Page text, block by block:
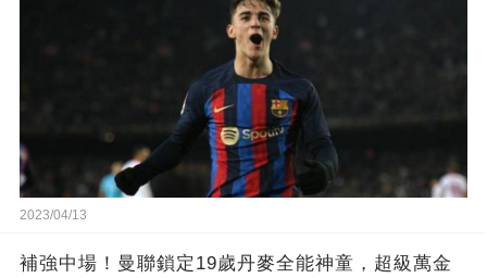
2023/04/13
補強中場！曼聯鎖定19歲丹麥全能神童，超級萬金